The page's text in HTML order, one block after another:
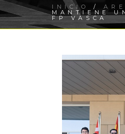
INICIO /
MANTIENE
FP VASCA